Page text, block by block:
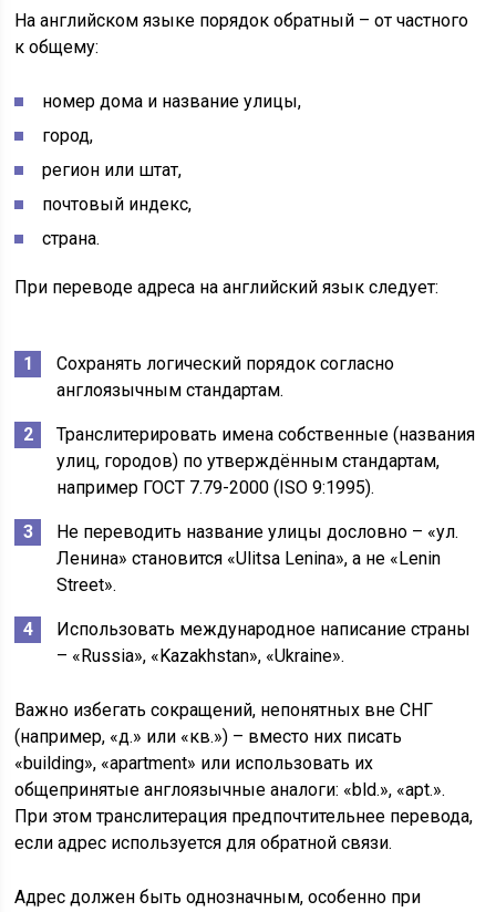
На английском языке порядок обратный – от частного
к общему:
номер дома и название улицы,
город,
регион или штат,
почтовый индекс,
страна.
При переводе адреса на английский язык следует:
Сохранять логический порядок согласно
англоязычным стандартам.
Транслитерировать имена собственные (названия
улиц, городов) по утверждённым стандартам,
например ГОСТ 7.79-2000 (ISO 9:1995).
Не переводить название улицы дословно – «ул.
Ленина» становится «Ulitsa Lenina», а не «Lenin
Street».
Использовать международное написание страны
– «Russia», «Kazakhstan», «Ukraine».
Важно избегать сокращений, непонятных вне СНГ
(например, «д.» или «кв.») – вместо них писать
«building», «apartment» или использовать их
общепринятые англоязычные аналоги: «bld.», «apt.».
При этом транслитерация предпочтительнее перевода,
если адрес используется для обратной связи.
Адрес должен быть однозначным, особенно при